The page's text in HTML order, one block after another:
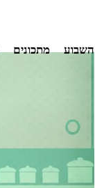
השבוע מתכונים